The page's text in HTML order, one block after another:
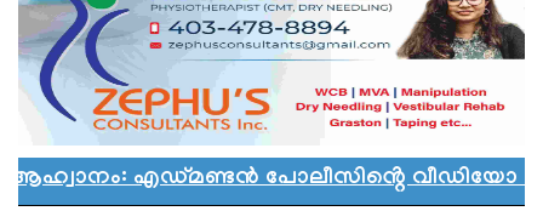
എഡ്മണ്ടൻ പോലീസിൻ്റെ വീഡിയോ